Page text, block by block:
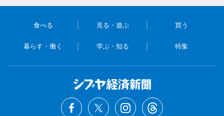
食べる 見る・遊ぶ 買う
暮らす・働く 学ぶ・知る 特集